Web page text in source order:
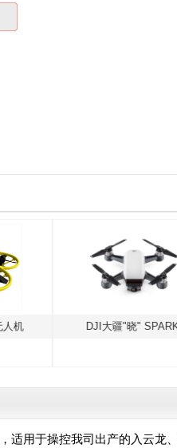
DJI大疆"晓" SPARK
适用于操控我司出产的入云